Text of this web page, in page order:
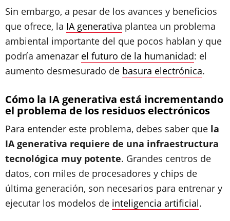
Sin embargo, a pesar de los avances y beneficios
que ofrece, la IA generativa plantea un problema
ambiental importante del que pocos hablan y que
podría amenazar el futuro de la humanidad: el
aumento desmesurado de basura electrónica.
Cómo la IA generativa está incrementando
el problema de los residuos electrónicos
Para entender este problema, debes saber que la
IA generativa requiere de una infraestructura
tecnológica muy potente. Grandes centros de
datos, con miles de procesadores y chips de
última generación, son necesarios para entrenar y
ejecutar los modelos de inteligencia artificial.